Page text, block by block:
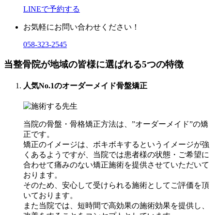
LINEで予約する
お気軽にお問い合わせください！
058-323-2545
当整骨院が地域の皆様に選ばれる5つの特徴
人気No.1のオーダーメイド骨盤矯正
当院の骨盤・骨格矯正方法は、”オーダーメイド”の矯
正です。
矯正のイメージは、ボキボキするというイメージが強
くあるようですが、当院では患者様の状態・ご希望に
合わせて痛みのない矯正施術を提供させていただいて
おります。
そのため、安心して受けられる施術としてご評価を頂
いております。
また当院では、短時間で高効果の施術効果を提供し、